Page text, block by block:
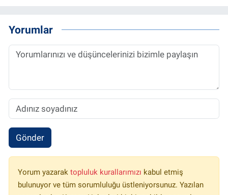
Yorumlar
Gönder
Yorum yazarak topluluk kurallarımızı kabul etmiş
bulunuyor ve tüm sorumluluğu üstleniyorsunuz. Yazılan